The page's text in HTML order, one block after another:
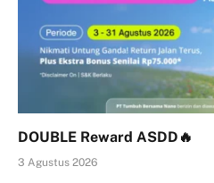
DOUBLE Reward ASDD🔥
3 Agustus 2026